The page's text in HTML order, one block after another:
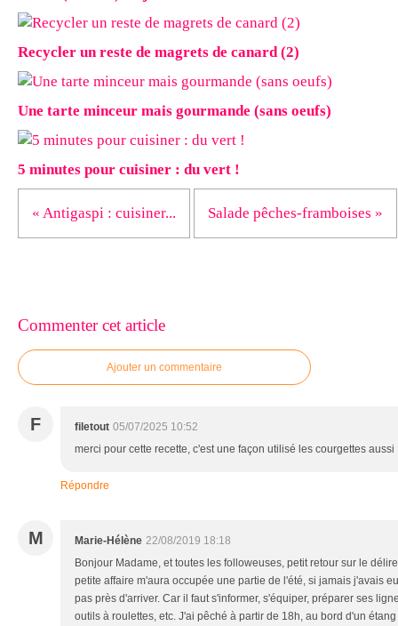
Recycler un reste de magrets de canard (2)
Une tarte minceur mais gourmande (sans oeufs)
5 minutes pour cuisiner : du vert !
« Antigaspi : cuisiner... Salade pêches-framboises »
Commenter cet article
Ajouter un commentaire
F filetout 05/07/2025 10:52
merci pour cette recette, c'est une façon utilisé les courgettes aussi
Répondre
M Marie-Hélène 22/08/2019 18:18
Bonjour Madame, et toutes les followeuses, petit retour sur le
petite affaire m'aura occupée une partie de l'été, si jamais j'avais
pas près d'arriver. Car il faut s'informer, s'équiper, préparer ses
outils à roulettes, etc. J'ai pêché à partir de 18h, au bord d'un